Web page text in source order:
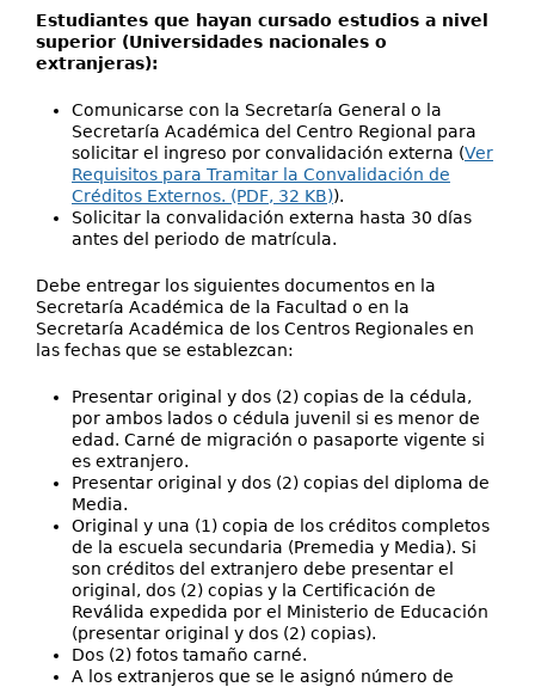
Estudiantes que hayan cursado estudios a nivel
superior (Universidades nacionales o
extranjeras):
Comunicarse con la Secretaría General o la
Secretaría Académica del Centro Regional para
solicitar el ingreso por convalidación externa (Ver
Requisitos para Tramitar la Convalidación de
Créditos Externos. (PDF, 32 KB)).
Solicitar la convalidación externa hasta 30 días
antes del periodo de matrícula.
Debe entregar los siguientes documentos en la
Secretaría Académica de la Facultad o en la
Secretaría Académica de los Centros Regionales en
las fechas que se establezcan:
Presentar original y dos (2) copias de la cédula,
por ambos lados o cédula juvenil si es menor de
edad. Carné de migración o pasaporte vigente si
es extranjero.
Presentar original y dos (2) copias del diploma de
Media.
Original y una (1) copia de los créditos completos
de la escuela secundaria (Premedia y Media). Si
son créditos del extranjero debe presentar el
original, dos (2) copias y la Certificación de
Reválida expedida por el Ministerio de Educación
(presentar original y dos (2) copias).
Dos (2) fotos tamaño carné.
A los extranjeros que se le asignó número de